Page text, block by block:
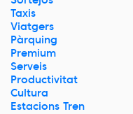
Taxis
Viatgers
Pàrquing
Premium
Serveis
Productivitat
Cultura
Estacions Tren